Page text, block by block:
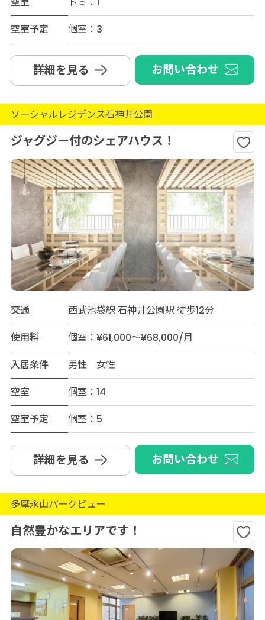
空室予定
個室：3
詳細を見る お問い合わせ
ソーシャルレジデンス石神井公園
ジャグジー付のシェアハウス！
交通
西武池袋線 石神井公園駅 徒歩12分
使用料
個室：¥61,000～¥68,000/月
入居条件
男性 女性
空室
個室：14
空室予定
個室：5
詳細を見る お問い合わせ
多摩永山パークビュー
自然豊かなエリアです！